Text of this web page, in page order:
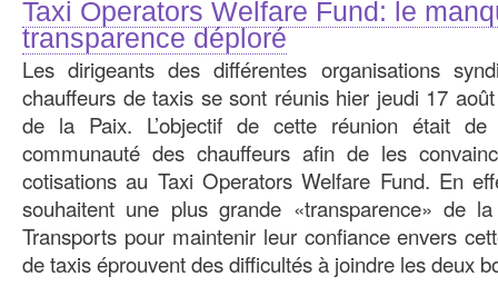
Taxi Operators Welfare Fund: le
transparence déploré
Les dirigeants des différentes organisations
chauffeurs de taxis se sont réunis hier jeudi 17
de la Paix. L’objectif de cette réunion était de
communauté des chauffeurs afin de les
cotisations au Taxi Operators Welfare Fund. En
souhaitent une plus grande «transparence» de
Transports pour maintenir leur confiance envers
de taxis éprouvent des difficultés à joindre les deux